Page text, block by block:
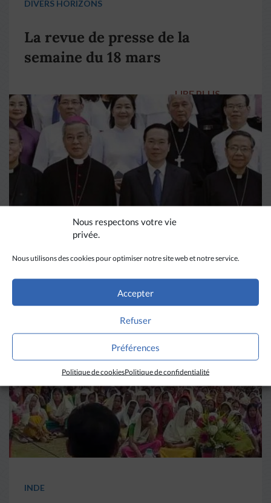
Nous respectons votre vie
privée.
Nous utilisons des cookies pour optimiser notre site web et notre service.
Accepter
Refuser
Préférences
Politique de cookiesPolitique de confidentialité
DIVERS HORIZONS
La revue de presse de la
semaine du 18 mars
LIRE PLUS →
Démission du président
vietnamien Vo Van Thuong,
défenseur du dialogue avec le
pape François
LIRE PLUS →
INDE